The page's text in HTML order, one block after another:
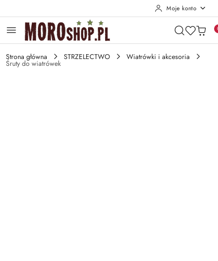
Moje konto
Strona główna STRZELECTWO Wiatrówki i akcesoria
Śruty do wiatrówek